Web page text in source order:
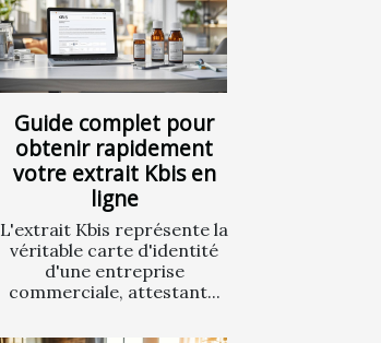
Guide complet pour
obtenir rapidement
votre extrait Kbis en
ligne
L'extrait Kbis représente la
véritable carte d'identité
d'une entreprise
commerciale, attestant...